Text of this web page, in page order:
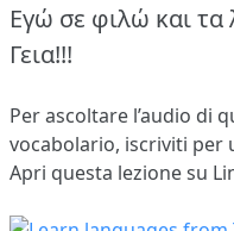
Εγώ σε φιλώ και τα
Γεια!!!
Per ascoltare l’audio di
vocabolario, iscriviti per
Apri questa lezione su